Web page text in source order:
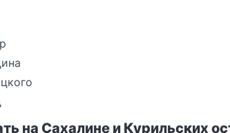
на Сахалине и Курильских